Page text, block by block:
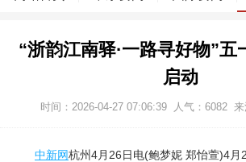
“浙韵江南驿·一路寻好物”五
启动
时间：2026-04-27 07:06:39 人气： 6082
中新网杭州4月26日电(鲍梦妮 郑怡萱)4月